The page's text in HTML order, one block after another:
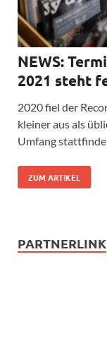
NEWS:
2021 steht
2020 fiel der
kleiner aus als
Umfang
ZUM ARTIKEL
PARTNERLINK